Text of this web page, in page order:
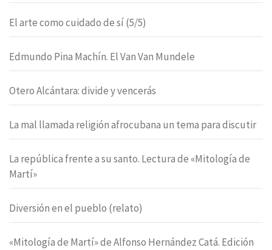
El arte como cuidado de sí (5/5)
Edmundo Pina Machín. El Van Van Mundele
Otero Alcántara: divide y vencerás
La mal llamada religión afrocubana un tema para discutir
La república frente a su santo. Lectura de «Mitología de
Martí»
Diversión en el pueblo (relato)
«Mitología de Martí» de Alfonso Hernández Catá. Edición